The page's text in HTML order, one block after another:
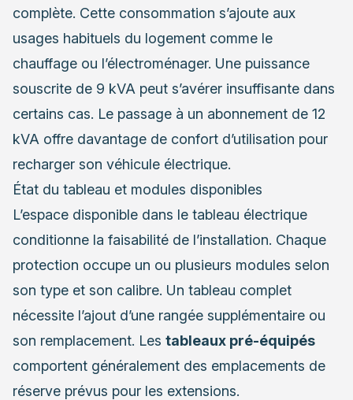
complète. Cette consommation s’ajoute aux
usages habituels du logement comme le
chauffage ou l’électroménager. Une puissance
souscrite de 9 kVA peut s’avérer insuffisante dans
certains cas. Le passage à un abonnement de 12
kVA offre davantage de confort d’utilisation pour
recharger son véhicule électrique.
État du tableau et modules disponibles
L’espace disponible dans le tableau électrique
conditionne la faisabilité de l’installation. Chaque
protection occupe un ou plusieurs modules selon
son type et son calibre. Un tableau complet
nécessite l’ajout d’une rangée supplémentaire ou
son remplacement. Les tableaux pré-équipés
comportent généralement des emplacements de
réserve prévus pour les extensions.